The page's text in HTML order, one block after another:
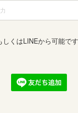
しくはLINEから可能で